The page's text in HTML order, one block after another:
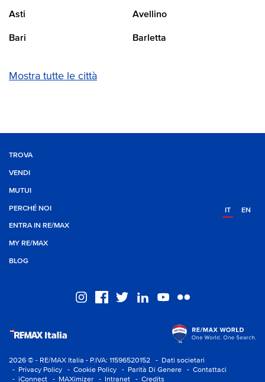
Asti Avellino
Bari Barletta
Mostra tutte le città
TROVA
VENDI
MUTUI
PERCHÉ NOI
ENTRA IN RE/MAX
MY RE/MAX
BLOG
IT EN
2026 © - RE/MAX Italia - P.IVA: 11596520152
- Dati societari
- Privacy Policy
- Cookie Policy - Parità Di Genere
- Contattaci
- iConnect
- MAXimizer - Intranet - Credits